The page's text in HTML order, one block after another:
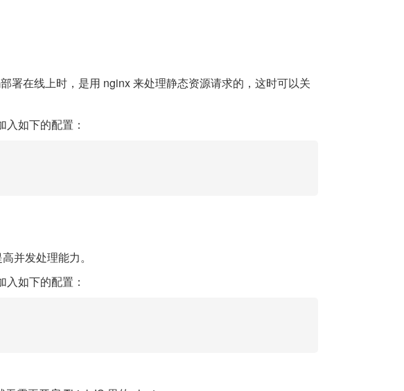
署在线上时，是用 nginx 来处理静态资源请求的，这时可以关
入如下的配置：
并发处理能力。
入如下的配置：